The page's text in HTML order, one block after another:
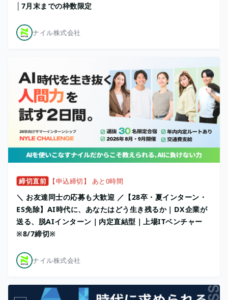
│7月末までの枠数限定
ナイル株式会社
締切直前 【申込締切】 あと0時間
＼ お友達同士の応募も大歓迎 ／【28卒・夏インターン・
ES免除】AI時代に、あなたはどう生き残るか｜DX企業が
送る、脱AIインターン｜内定直結型｜上場ITベンチャー
※8/7締切※
ナイル株式会社